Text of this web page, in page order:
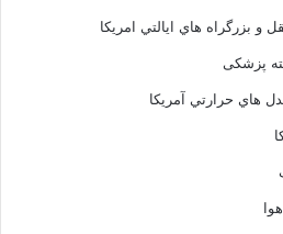
و بزرگراه هاي ايالتي امريکا
پزشکی
هاي حرارتي آمريکا